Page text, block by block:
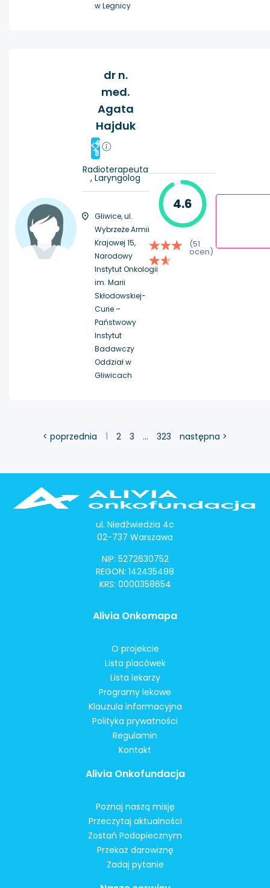
w Legnicy
dr n.
med.
Agata
Hajduk
#
8
Radioterapeuta
, Laryngolog
Gliwice, ul.
Wybrzeże Armii
Krajowej 15,
Narodowy
Instytut Onkologii
im. Marii
Skłodowskiej-
Curie –
Państwowy
Instytut
Badawczy
Oddział w
Gliwicach
4.6
(51
ocen)
< poprzednia 1 2 3 … 323 następna >
ul. Niedźwiedzia 4c
02-737 Warszawa
NIP: 5272630752
REGON: 142435498
KRS: 0000358654
Alivia Onkomapa
O projekcie
Lista placówek
Lista lekarzy
Programy lekowe
Klauzula informacyjna
Polityka prywatności
Regulamin
Kontakt
Alivia Onkofundacja
Poznaj naszą misję
Przeczytaj aktualności
Zostań Podopiecznym
Przekaż darowiznę
Zadaj pytanie